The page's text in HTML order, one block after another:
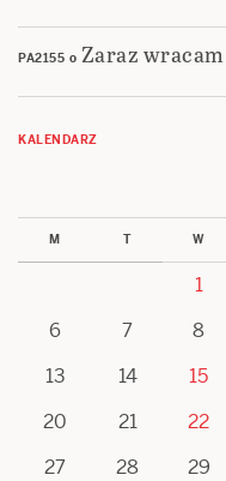
PA2155 o Zaraz wracam
KALENDARZ
M T W
1
6
7 8
13
14 15
20
21 22
27
28
29